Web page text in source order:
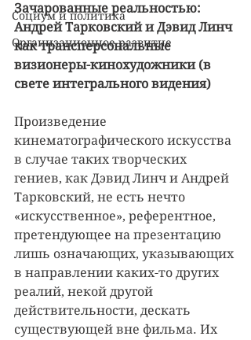
Социум и политика
Организационное развитие
Зачарованные реальностью:
Андрей Тарковский и Дэвид Линч
как трансперсональные
визионеры-кинохудожники (в
свете интегрального видения)
Произведение
кинематографического искусства
в случае таких творческих
гениев, как Дэвид Линч и Андрей
Тарковский, не есть нечто
«искусственное», референтное,
претендующее на презентацию
лишь означающих, указывающих
в направлении каких-то других
реалий, некой другой
действительности, дескать
существующей вне фильма. Их